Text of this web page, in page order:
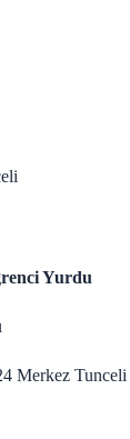
Yurdu
Merkez Tunceli